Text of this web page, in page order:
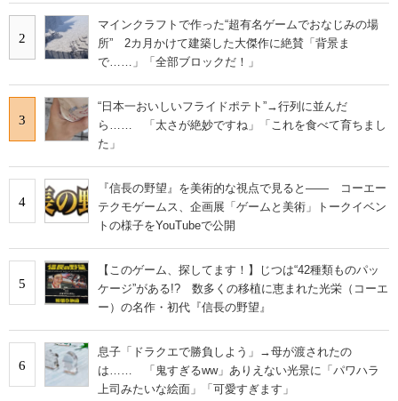
2
マインクラフトで作った“超有名ゲームでおなじみの場
所” 2カ月かけて建築した大傑作に絶賛「背景ま
で……」「全部ブロックだ！」
3
“日本一おいしいフライドポテト”→行列に並んだ
ら…… 「太さが絶妙ですね」「これを食べて育ちまし
た」
4
『信長の野望』を美術的な視点で見ると―― コーエー
テクモゲームス、企画展「ゲームと美術」トークイベン
トの様子をYouTubeで公開
5
【このゲーム、探してます！】じつは“42種類ものパッ
ケージ”がある!? 数多くの移植に恵まれた光栄（コーエ
ー）の名作・初代『信長の野望』
6
息子「ドラクエで勝負しよう」→母が渡されたの
は…… 「鬼すぎるww」ありえない光景に「パワハラ
上司みたいな絵面」「可愛すぎます」